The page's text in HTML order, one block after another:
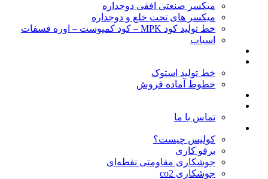
میکسر صنعتی افقی دوجداره
میکسر های تحت خلع و دوجداره
خط تولید کود MPK – کود کمپوست – اوره فسفات
اسیاب
خط تولید استوک
خطوط آماده فروش
تماس با ما
کولیس چیست؟
برقو کاری
جوشکاری مقاومتی نقطه‌ای
جوشکاری co2